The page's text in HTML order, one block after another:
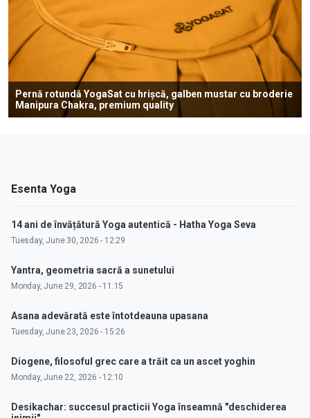
Pernă rotundă YogaSat cu hrișcă, galben mustar cu broderie
Manipura Chakra, premium quality
Esenta Yoga
14 ani de învățătură Yoga autentică - Hatha Yoga Seva
Tuesday, June 30, 2026 - 12:29
Yantra, geometria sacră a sunetului
Monday, June 29, 2026 - 11:15
Asana adevărată este întotdeauna upasana
Tuesday, June 23, 2026 - 15:26
Diogene, filosoful grec care a trăit ca un ascet yoghin
Monday, June 22, 2026 - 12:10
Desikachar: succesul practicii Yoga înseamnă "deschiderea